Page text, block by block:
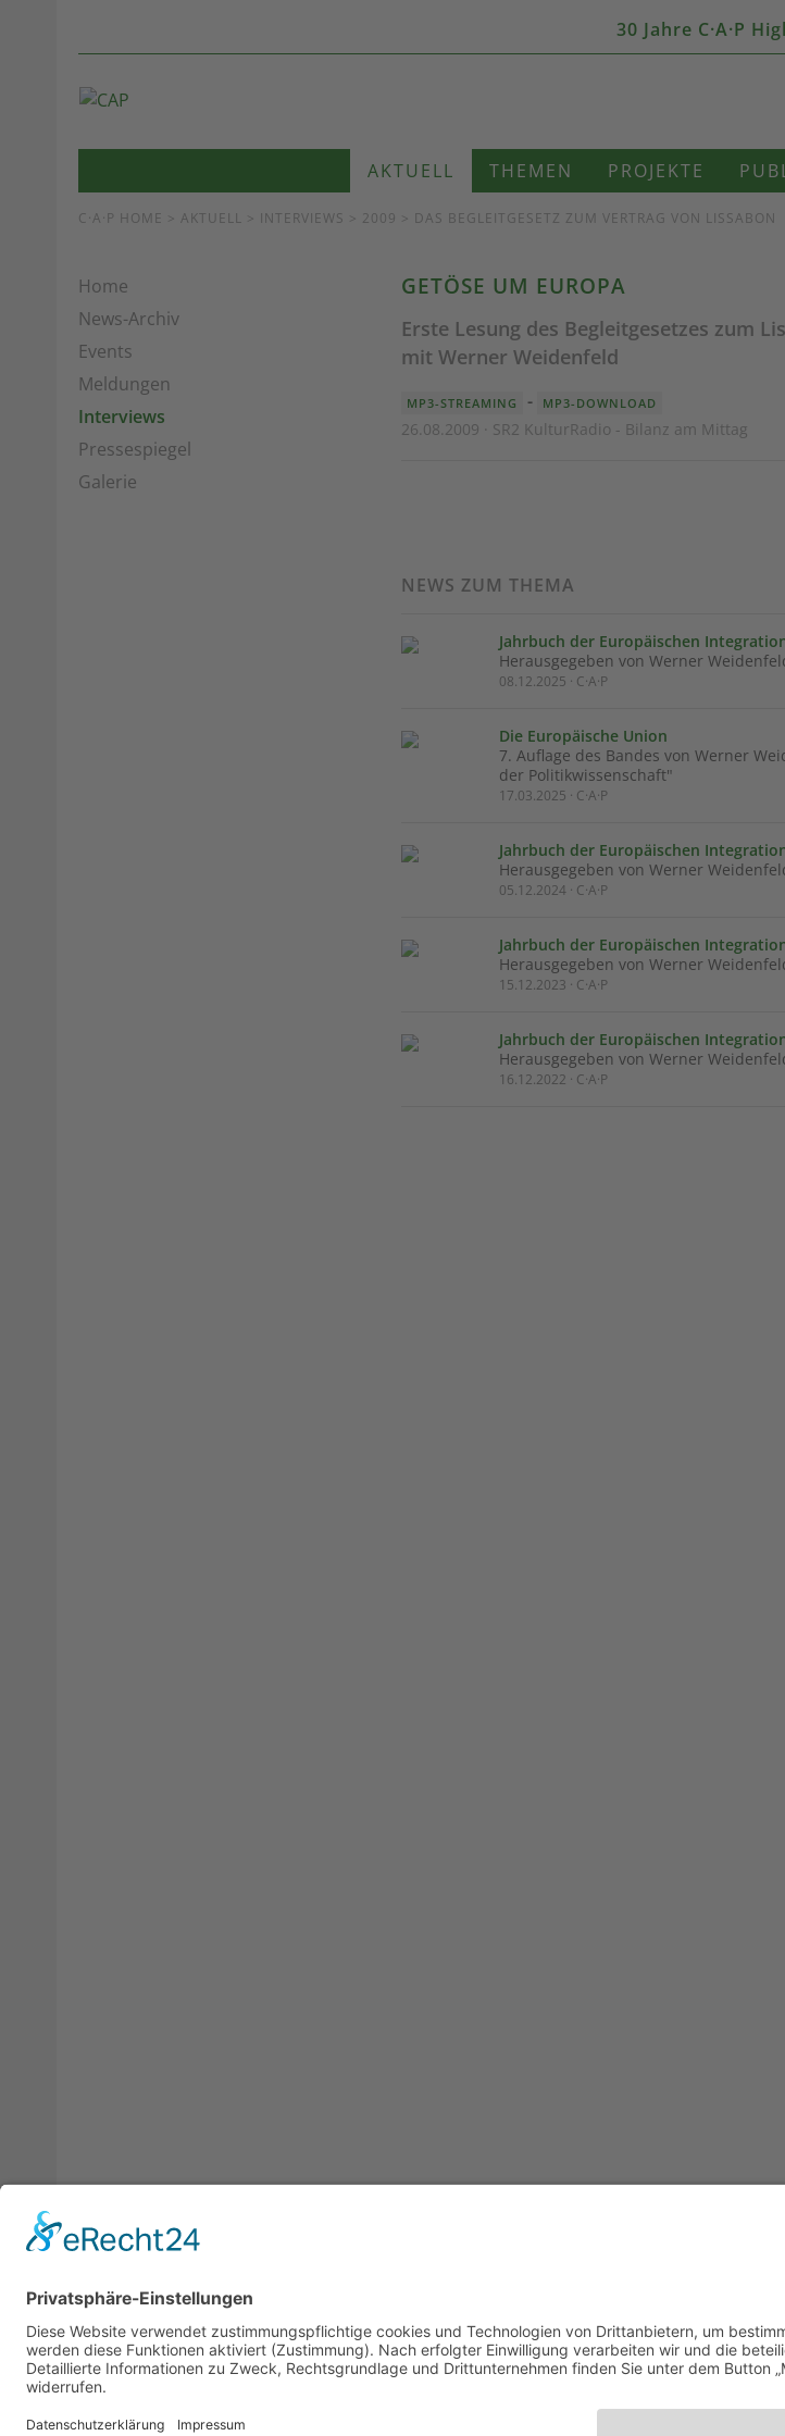
30 Jahre C·A·P
AKTUELL THEMEN PROJEKTE
C·A·P HOME > AKTUELL > INTERVIEWS > 2009 > DAS BEGLEITGESETZ ZUM VERTRAG VON LISSABON
Home
News-Archiv
Events
Meldungen
Interviews
Pressespiegel
Galerie
GETÖSE UM EUROPA
Erste Lesung des Begleitgesetzes zum
mit Werner Weidenfeld
MP3-STREAMING - MP3-DOWNLOAD
26.08.2009 · SR2 KulturRadio - Bilanz am Mittag
NEWS ZUM THEMA
Jahrbuch der Europäischen
Herausgegeben von Werner
08.12.2025 · C·A·P
Die Europäische Union
7. Auflage des Bandes von Werner
der Politikwissenschaft"
17.03.2025 · C·A·P
Jahrbuch der Europäischen
Herausgegeben von Werner
05.12.2024 · C·A·P
Jahrbuch der Europäischen
Herausgegeben von Werner
15.12.2023 · C·A·P
Jahrbuch der Europäischen
Herausgegeben von Werner
16.12.2022 · C·A·P